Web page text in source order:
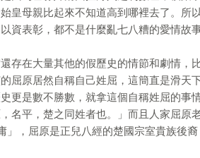
皇母親比起來不知道高到哪裡去了。所
資表彰，都不是什麼亂七八糟的愛情故事
存在大量其他的假歷史的情節和劇情，
屈原居然自稱自己姓屈，這簡直是滑天
更是數不勝數，就拿這個自稱姓屈的事情
名平，楚之同姓者也。」而且人家屈原
，屈原是正兒八經的楚國宗室貴族後裔